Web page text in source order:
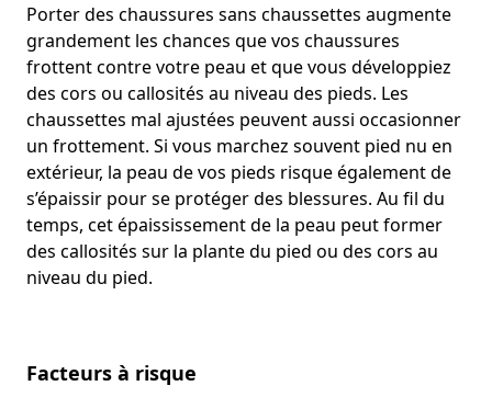
Porter des chaussures sans chaussettes augmente
grandement les chances que vos chaussures
frottent contre votre peau et que vous développiez
des cors ou callosités au niveau des pieds. Les
chaussettes mal ajustées peuvent aussi occasionner
un frottement. Si vous marchez souvent pied nu en
extérieur, la peau de vos pieds risque également de
s’épaissir pour se protéger des blessures. Au fil du
temps, cet épaississement de la peau peut former
des callosités sur la plante du pied ou des cors au
niveau du pied.
Facteurs à risque